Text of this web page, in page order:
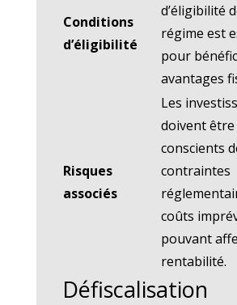
Conditions
d’éligibilité
d’éligibilité
régime est
pour
avantages
Risques
associés
Les
doivent être
conscients
contraintes
coûts
pouvant
rentabilité.
Défiscalisation